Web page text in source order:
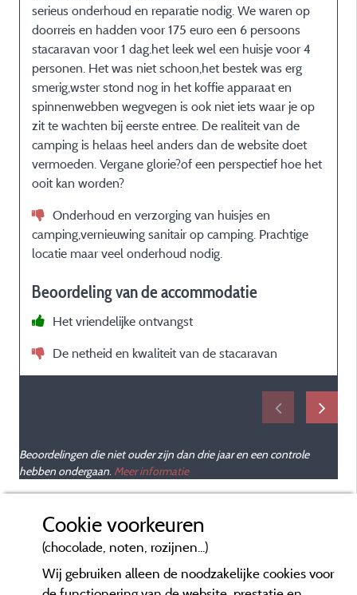
serieus onderhoud en reparatie nodig. We waren op
doorreis en hadden voor 175 euro een 6 persoons
stacaravan voor 1 dag.het leek wel een huisje voor 4
personen. Het was niet schoon,het bestek was erg
smerig,wster stond nog in het koffie apparaat en
spinnenwebben wegvegen is ook niet iets waar je op
zit te wachten bij eerste entree. De realiteit van de
camping is helaas heel anders dan de website doet
vermoeden. Vergane glorie?of een perspectief hoe het
ooit kan worden?
Onderhoud en verzorging van huisjes en
camping,vernieuwing sanitair op camping. Prachtige
locatie maar veel onderhoud nodig.
Beoordeling van de accommodatie
Het vriendelijke ontvangst
De netheid en kwaliteit van de stacaravan
Beoordelingen die niet ouder zijn dan drie jaar en een controle
hebben ondergaan. Meer informatie
Cookie voorkeuren
(chocolade, noten, rozijnen...)
Wij gebruiken alleen de noodzakelijke cookies voor